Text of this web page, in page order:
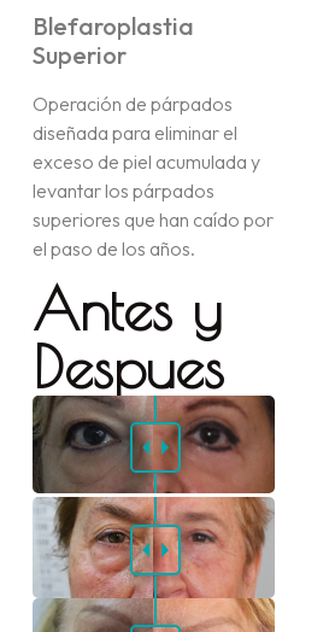
Blefaroplastia
Superior
Operación de párpados
diseñada para eliminar el
exceso de piel acumulada y
levantar los párpados
superiores que han caído por
el paso de los años.
Antes y
Despues